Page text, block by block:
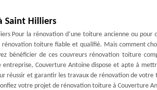
Saint Hilliers
Pour la rénovation d’une toiture ancienne ou
rénovation toiture fiable et qualifié. Mais comment
bénéficier de ces couvreurs rénovation toiture
entreprise, Couverture Antoine dispose et apte à
réussir et garantir les travaux de rénovation de
votre projet de rénovation toiture à Couverture